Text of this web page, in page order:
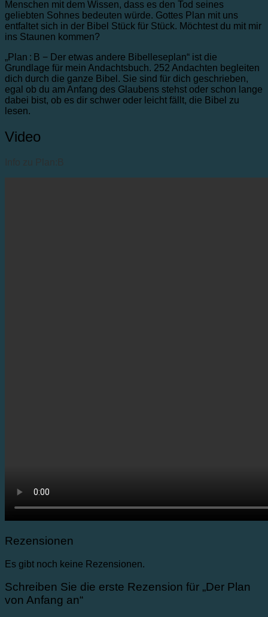
Menschen mit dem Wissen, dass es den Tod seines
geliebten Sohnes bedeuten würde. Gottes Plan mit uns
entfaltet sich in der Bibel Stück für Stück. Möchtest du mit mir
ins Staunen kommen?
„Plan : B − Der etwas andere Bibelleseplan“ ist die
Grundlage für mein Andachtsbuch. 252 Andachten begleiten
dich durch die ganze Bibel. Sie sind für dich geschrieben,
egal ob du am Anfang des Glaubens stehst oder schon lange
dabei bist, ob es dir schwer oder leicht fällt, die Bibel zu
lesen.
Video
Rezensionen
Es gibt noch keine Rezensionen.
Schreiben Sie die erste Rezension für „Der Plan
von Anfang an“